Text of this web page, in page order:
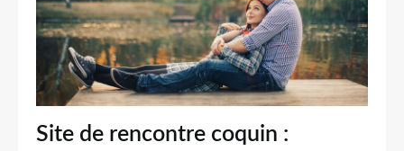
Site de rencontre coquin :